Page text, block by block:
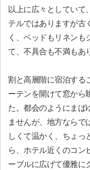
以上に広々としていて
テルではありますが古
く、ベッドもリネンも
て、不具合も不満もあ
割と高層階に宿泊する
ーテンを開けて窓から
た。都会のようにまば
ませんが、地方ならで
しくて温かく、ちょっ
ら、ホテル近くのコン
ーブルに広げて優雅に